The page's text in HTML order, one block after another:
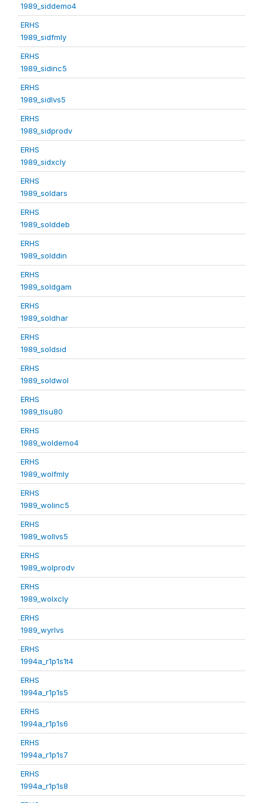
1989_siddemo4
ERHS
1989_sidfmly
ERHS
1989_sidinc5
ERHS
1989_sidlvs5
ERHS
1989_sidprodv
ERHS
1989_sidxcly
ERHS
1989_soldars
ERHS
1989_solddeb
ERHS
1989_solddin
ERHS
1989_soldgam
ERHS
1989_soldhar
ERHS
1989_soldsid
ERHS
1989_soldwol
ERHS
1989_tlsu80
ERHS
1989_woldemo4
ERHS
1989_wolfmly
ERHS
1989_wolinc5
ERHS
1989_wollvs5
ERHS
1989_wolprodv
ERHS
1989_wolxcly
ERHS
1989_wyrlvs
ERHS
1994a_r1p1s1t4
ERHS
1994a_r1p1s5
ERHS
1994a_r1p1s6
ERHS
1994a_r1p1s7
ERHS
1994a_r1p1s8